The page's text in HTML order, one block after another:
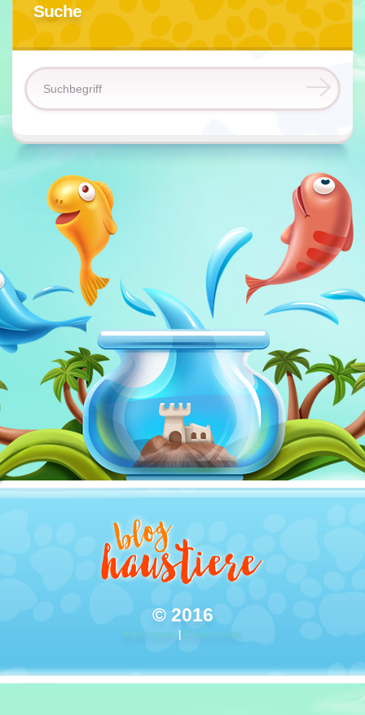
Suche
© 2016
Impressum Datenschutz